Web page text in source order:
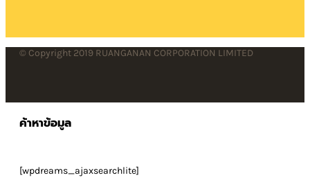
© Copyright 2019 RUANGANAN CORPORATION LIMITED
ค้าหาข้อมูล
[wpdreams_ajaxsearchlite]